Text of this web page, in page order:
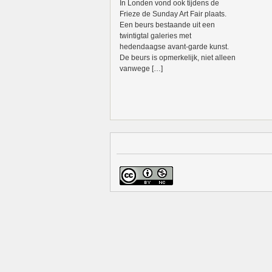
In Londen vond ook tijdens de
Frieze de Sunday Art Fair plaats.
Een beurs bestaande uit een
twintigtal galeries met
hedendaagse avant-garde kunst.
De beurs is opmerkelijk, niet alleen
vanwege […]